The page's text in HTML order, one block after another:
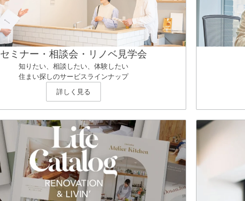
セミナー・相談会・リノベ見学会
知りたい、相談したい、体験したい
住まい探しのサービスラインナップ
詳しく見る